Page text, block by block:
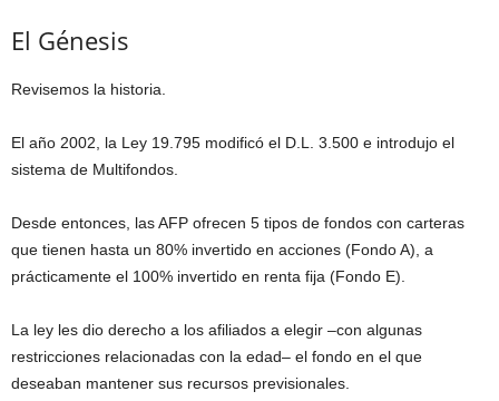
El Génesis
Revisemos la historia.
El año 2002, la Ley 19.795 modificó el D.L. 3.500 e introdujo el
sistema de Multifondos.
Desde entonces, las AFP ofrecen 5 tipos de fondos con carteras
que tienen hasta un 80% invertido en acciones (Fondo A), a
prácticamente el 100% invertido en renta fija (Fondo E).
La ley les dio derecho a los afiliados a elegir –con algunas
restricciones relacionadas con la edad– el fondo en el que
deseaban mantener sus recursos previsionales.